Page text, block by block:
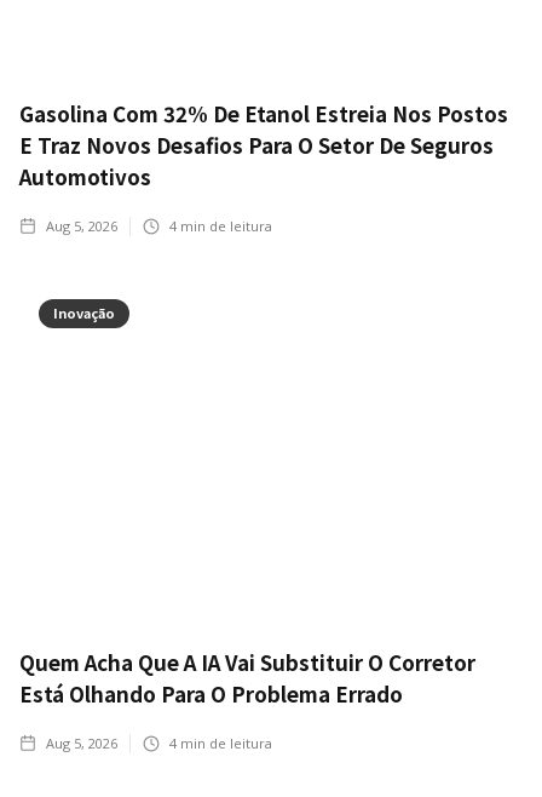
Gasolina Com 32% De Etanol Estreia Nos Postos
E Traz Novos Desafios Para O Setor De Seguros
Automotivos
Aug 5, 2026 4 min de leitura
Inovação
Quem Acha Que A IA Vai Substituir O Corretor
Está Olhando Para O Problema Errado
Aug 5, 2026 4 min de leitura